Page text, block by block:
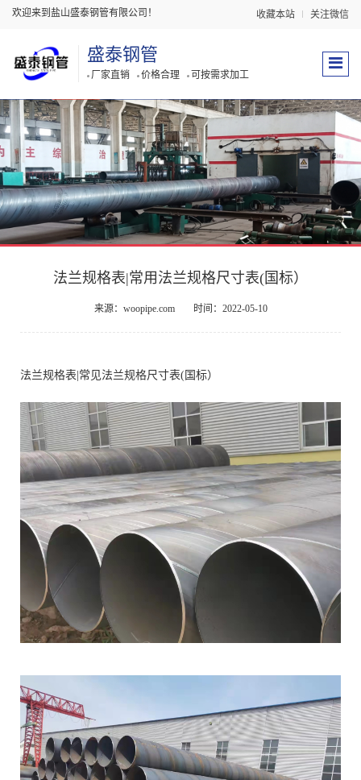
欢迎来到盐山盛泰钢管有限公司！ 收藏本站 关注微信
盛泰钢管
厂家直销 价格合理 可按需求加工
法兰规格表|常用法兰规格尺寸表(国标）
来源：woopipe.com 时间：2022-05-10
法兰规格表|常见法兰规格尺寸表(国标）